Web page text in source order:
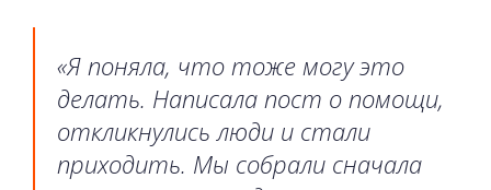
«Я поняла, что тоже могу это
делать. Написала пост о помощи,
откликнулись люди и стали
приходить. Мы собрали сначала